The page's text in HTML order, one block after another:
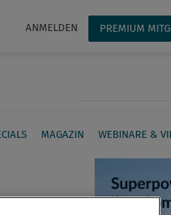
ANMELDEN PREMIUM
MAGAZIN WEBINARE &